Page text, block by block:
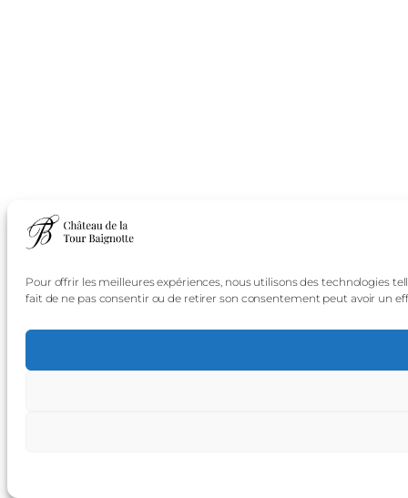
Pour offrir les meilleures expériences, nous utilisons des technologies
fait de ne pas consentir ou de retirer son consentement peut avoir un